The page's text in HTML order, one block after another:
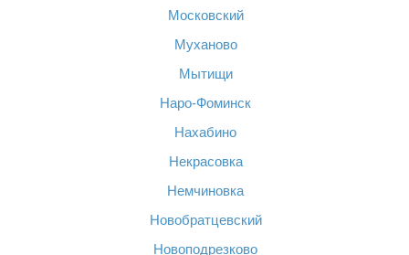
Московский
Муханово
Мытищи
Наро-Фоминск
Нахабино
Некрасовка
Немчиновка
Новобратцевский
Новоподрезково